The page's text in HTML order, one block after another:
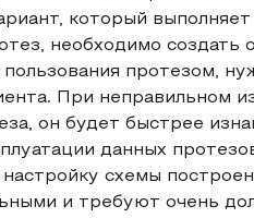
который
необходимо создать
протезом,
При неправильном
он будет быстрее
данных
настройку схемы
и требуют очень